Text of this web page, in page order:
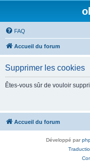
FAQ
Accueil du forum
Supprimer les cookies
Êtes-vous sûr de vouloir
Accueil du forum
Développé par